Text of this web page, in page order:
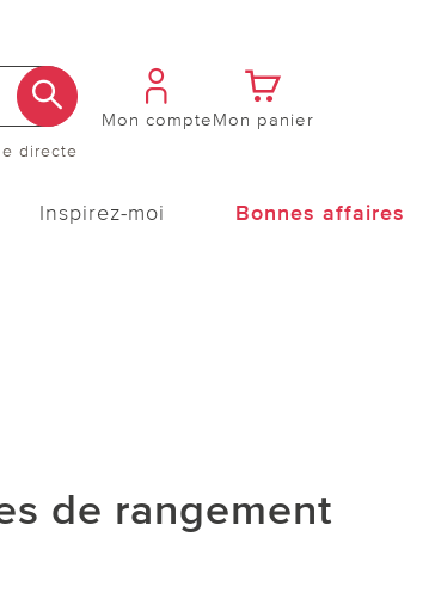
directe
Mon compteMon panier
Inspirez-moi Bonnes affaires
de rangement